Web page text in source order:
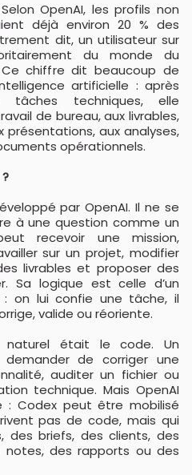
OpenAI, les profils non
déjà environ 20 % des
dit, un utilisateur sur
du monde du
chiffre dit beaucoup de
artificielle : après
tâches techniques, elle
de bureau, aux livrables,
présentations, aux analyses,
opérationnels.
par OpenAI. Il ne se
à une question comme un
recevoir une mission,
sur un projet, modifier
livrables et proposer des
Sa logique est celle d’un
: on lui confie une tâche, il
valide ou réoriente.
naturel était le code. Un
de corriger une
auditer un fichier ou
technique. Mais OpenAI
: Codex peut être mobilisé
pas de code, mais qui
des briefs, des clients, des
notes, des rapports ou des